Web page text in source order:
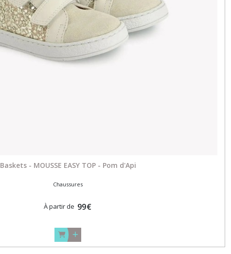
Baskets - MOUSSE EASY TOP - Pom d'Api
Chaussures
À partir de 99€